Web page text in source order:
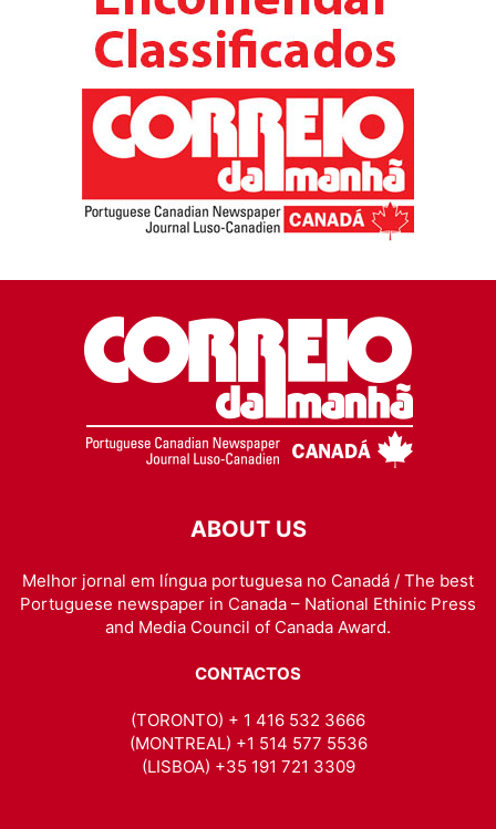
ABOUT US
Melhor jornal em língua portuguesa no Canadá / The best
Portuguese newspaper in Canada – National Ethinic Press
and Media Council of Canada Award.
CONTACTOS
(TORONTO) + 1 416 532 3666
(MONTREAL) +1 514 577 5536
(LISBOA) +35 191 721 3309